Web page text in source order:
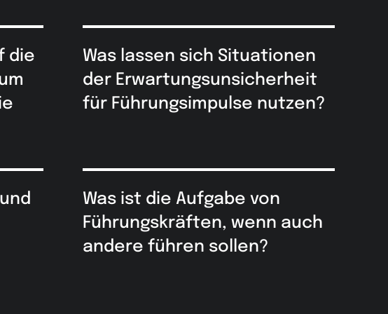
die
Was lassen sich Situationen
der Erwartungsunsicherheit
für Führungsimpulse nutzen?
Was ist die Aufgabe von
Führungskräften, wenn auch
andere führen sollen?